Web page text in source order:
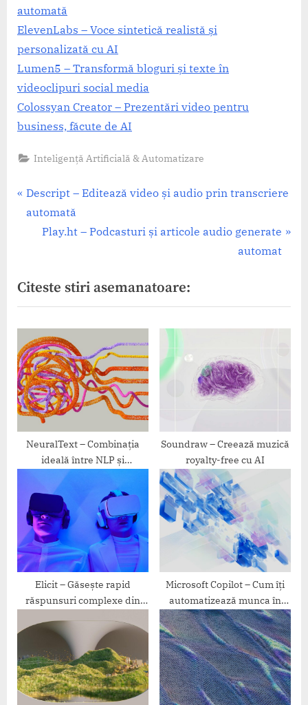
automată
ElevenLabs – Voce sintetică realistă și
personalizată cu AI
Lumen5 – Transformă bloguri și texte în
videoclipuri social media
Colossyan Creator – Prezentări video pentru
business, făcute de AI
Inteligență Artificială & Automatizare
Navigare
P
r
o
u
s
P
o
s
t
Descript – Editează video și audio prin transcriere
automată
N
t
P
o
s
t
:
Play.ht – Podcasturi și articole audio generate
automat
Citeste stiri asemanatoare:
NeuralText – Combinația
ideală între NLP și
copywriting
Soundraw – Creează muzică
royalty-free cu AI
Elicit – Găsește rapid
răspunsuri complexe din
Microsoft Copilot – Cum îți
automatizează munca în
Word și Excel